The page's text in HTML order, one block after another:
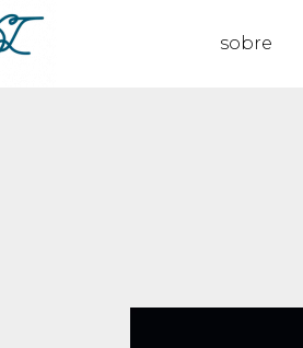
sobre